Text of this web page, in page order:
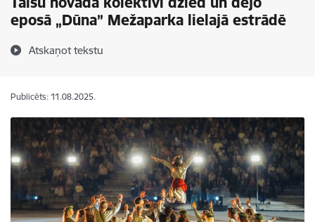
eposā „Dūna” Mežaparka lielajā estrādē
Atskaņot tekstu
Publicēts: 11.08.2025.